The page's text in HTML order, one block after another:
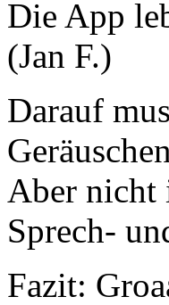
Die App
(Jan F.)
Darauf
Aber nicht
Sprech-
Fazit: